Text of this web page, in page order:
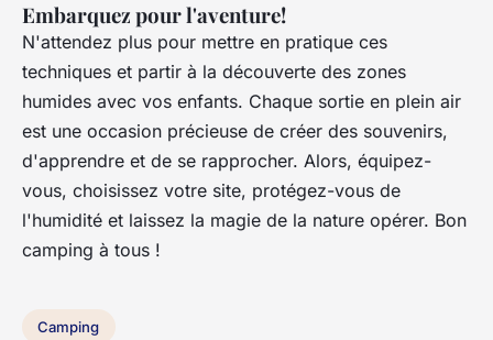
Embarquez pour l'aventure!
N'attendez plus pour mettre en pratique ces
techniques et partir à la découverte des zones
humides avec vos enfants. Chaque sortie en plein air
est une occasion précieuse de créer des souvenirs,
d'apprendre et de se rapprocher. Alors, équipez-
vous, choisissez votre site, protégez-vous de
l'humidité et laissez la magie de la nature opérer. Bon
camping à tous !
Camping